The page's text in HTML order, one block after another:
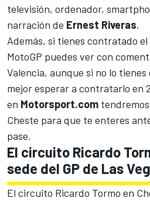
televisión, ordenador,
narración de Ernest Riveras.
Además, si tienes contratado
MotoGP puedes ver con
Valencia, aunque si no lo
mejor esperar a contratarlo en
en Motorsport.com
Cheste para que te enteres
pase.
El circuito Ricardo
sede del GP de Las
El circuito Ricardo Tormo en